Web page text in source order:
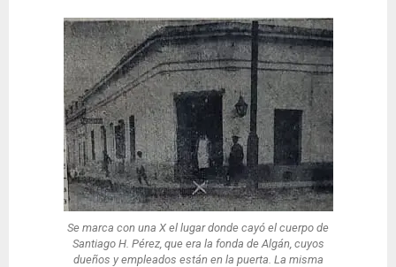
Se marca con una X el lugar donde cayó el cuerpo de
Santiago H. Pérez, que era la fonda de Algán, cuyos
dueños y empleados están en la puerta. La misma